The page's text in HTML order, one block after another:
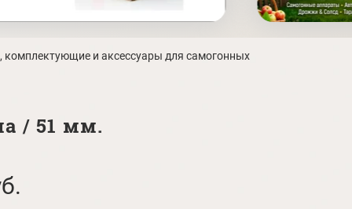
комплектующие и аксессуары для самогонных
/ 51 мм.